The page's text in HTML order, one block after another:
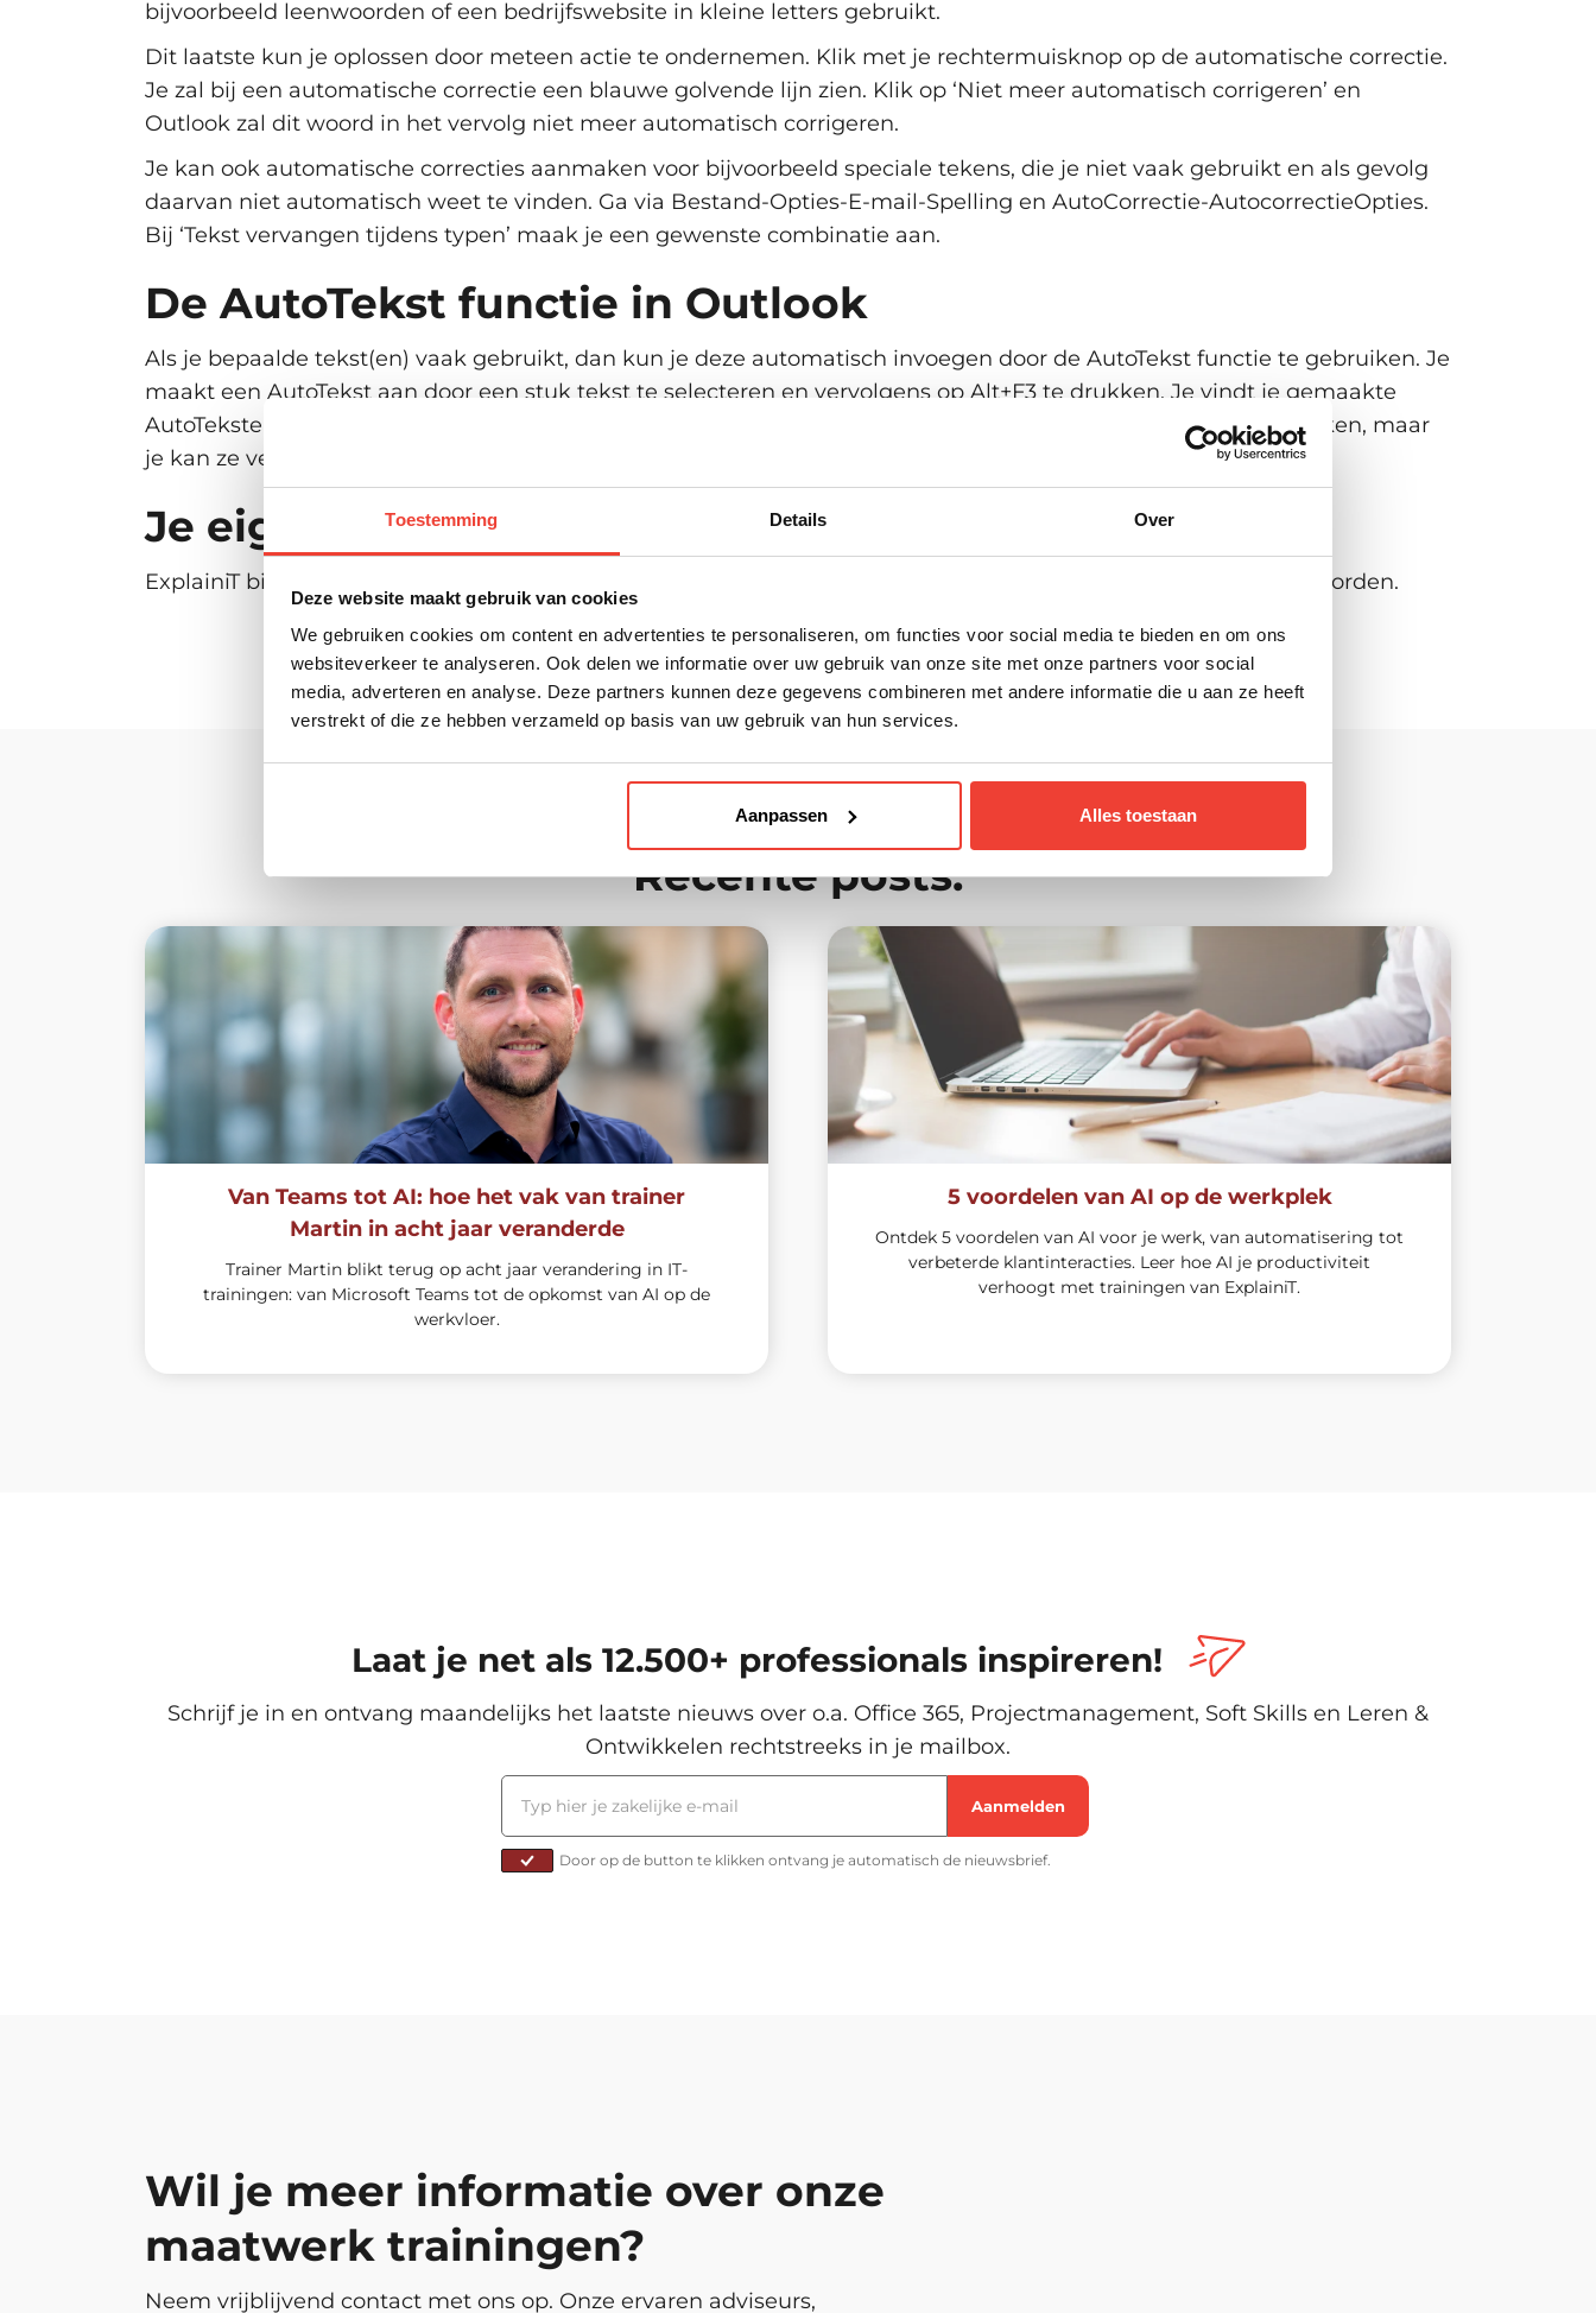
Toestemming Details Over
Deze website maakt gebruik van cookies
We gebruiken cookies om content en advertenties te personaliseren, om functies voor social media te bieden en om ons
websiteverkeer te analyseren. Ook delen we informatie over uw gebruik van onze site met onze partners voor social
media, adverteren en analyse. Deze partners kunnen deze gegevens combineren met andere informatie die u aan ze heeft
verstrekt of die ze hebben verzameld op basis van uw gebruik van hun services.
Aanpassen Alles toestaan
bijvoorbeeld leenwoorden of een bedrijfswebsite in kleine letters gebruikt.
Dit laatste kun je oplossen door meteen actie te ondernemen. Klik met je rechtermuisknop op de automatische correctie.
Je zal bij een automatische correctie een blauwe golvende lijn zien. Klik op ‘Niet meer automatisch corrigeren’ en
Outlook zal dit woord in het vervolg niet meer automatisch corrigeren.
Je kan ook automatische correcties aanmaken voor bijvoorbeeld speciale tekens, die je niet vaak gebruikt en als gevolg
daarvan niet automatisch weet te vinden. Ga via Bestand-Opties-E-mail-Spelling en AutoCorrectie-AutocorrectieOpties.
Bij ‘Tekst vervangen tijdens typen’ maak je een gewenste combinatie aan.
De AutoTekst functie in Outlook
Als je bepaalde tekst(en) vaak gebruikt, dan kun je deze automatisch invoegen door de AutoTekst functie te gebruiken. Je
maakt een AutoTekst aan door een stuk tekst te selecteren en vervolgens op Alt+F3 te drukken. Je vindt je gemaakte
AutoTeksten terug onder het menu ‘Invoegen-Snelonderdelen-AutoTekst’. Deze AutoTeksten zijn niet te bewerken, maar
je kan ze verwijderen en opnieuw aanmaken.
Je eigen Outlook kwaliteiten verbeteren
ExplainiT biedt trainingen voor aan. De training kan uiteraard aan je persoonlijke wensen aangepast worden.
Recente posts:
Van Teams tot AI: hoe het vak van trainer
Martin in acht jaar veranderde
Trainer Martin blikt terug op acht jaar verandering in IT-
trainingen: van Microsoft Teams tot de opkomst van AI op de
werkvloer.
5 voordelen van AI op de werkplek
Ontdek 5 voordelen van AI voor je werk, van automatisering tot
verbeterde klantinteracties. Leer hoe AI je productiviteit
verhoogt met trainingen van ExplainiT.
Laat je net als 12.500+ professionals inspireren!
Schrijf je in en ontvang maandelijks het laatste nieuws over o.a. Office 365, Projectmanagement, Soft Skills en Leren &
Ontwikkelen rechtstreeks in je mailbox.
Door op de button te klikken ontvang je automatisch de nieuwsbrief.
Wil je meer informatie over onze
maatwerk trainingen?
Neem vrijblijvend contact met ons op. Onze ervaren adviseurs,